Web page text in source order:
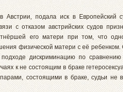
Австрии, подала иск в Европейский
с отказом австрийских судов
его матери при том, что
физической матери с её ребенком.
дискриминацию по
к не состоящим в браке
состоящими в браке, судьи не